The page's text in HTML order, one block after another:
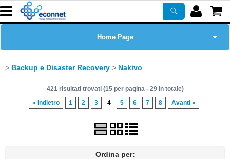
Home Page
Prodotti
Backup e Disaster Recovery Nakivo
421 risultati trovati (15 per pagina - 29 in totale)
« Indietro
1 2 3 4 5 6 7 8 Avanti »
Ordina per: